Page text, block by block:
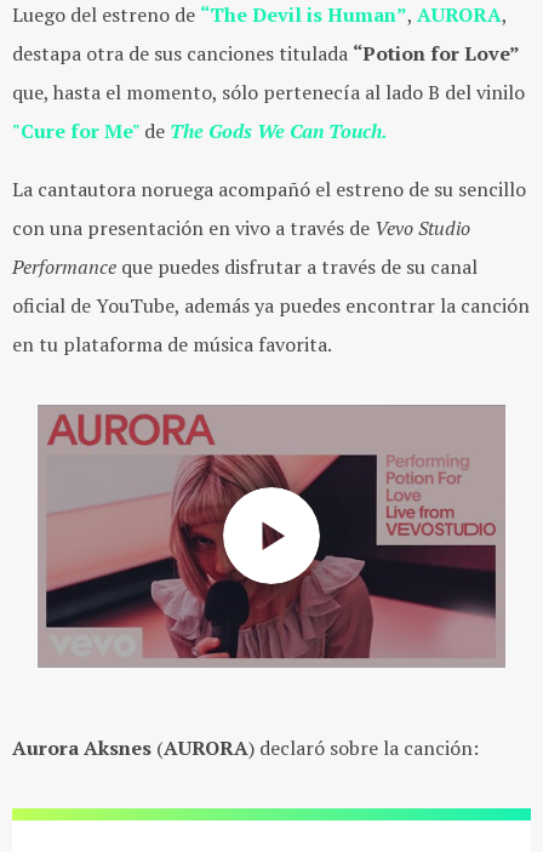
Luego del estreno de “The Devil is Human”, AURORA,
destapa otra de sus canciones titulada “Potion for Love”
que, hasta el momento, sólo pertenecía al lado B del vinilo
"Cure for Me" de The Gods We Can Touch.
La cantautora noruega acompañó el estreno de su sencillo
con una presentación en vivo a través de Vevo Studio
Performance que puedes disfrutar a través de su canal
oficial de YouTube, además ya puedes encontrar la canción
en tu plataforma de música favorita.
Aurora Aksnes (AURORA) declaró sobre la canción: